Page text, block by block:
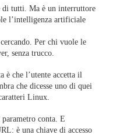
di tutti. Ma è un interruttore
l’intelligenza artificiale
Per chi vuole le
senza trucco.
è che l’utente accetta il
che dicesse uno di quei
Linux.
conta. E
è una chiave di accesso